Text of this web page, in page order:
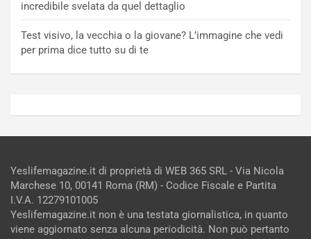
incredibile svelata da quel dettaglio
Test visivo, la vecchia o la giovane? L’immagine che vedi
per prima dice tutto su di te
Yeslifemagazine.it di proprietà di WEB 365 SRL - Via Nicola
Marchese 10, 00141 Roma (RM) - Codice Fiscale e Partita
I.V.A. 12279101005
Yeslifemagazine.it non è una testata giornalistica, in quanto
viene aggiornato senza alcuna periodicità. Non può pertanto